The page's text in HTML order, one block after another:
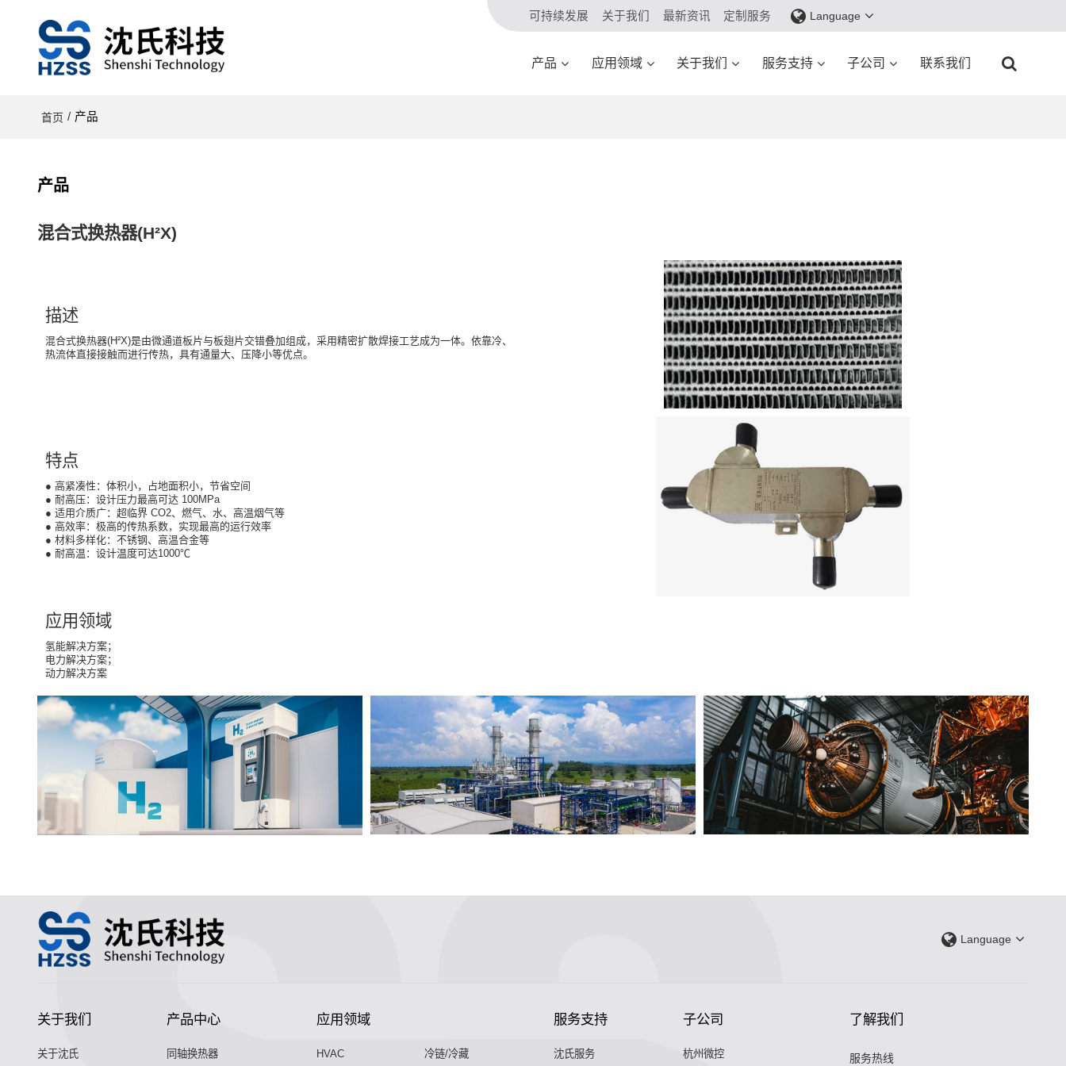
可持续发展 关于我们 最新资讯 定制服务 Language
产品 应用领域 关于我们 服务支持 子公司 联系我们
首页 / 产品
产品
混合式换热器(H²X)
描述
混合式换热器(H²X)是由微通道板片与板翅片交错叠加组成，采用精密扩散焊接工艺成为一体。依靠冷、
热流体直接接触而进行传热，具有通量大、压降小等优点。
特点
● 高紧凑性：体积小，占地面积小，节省空间
● 耐高压：设计压力最高可达 100MPa
● 适用介质广：超临界 CO2、燃气、水、高温烟气等
● 高效率：极高的传热系数，实现最高的运行效率
● 材料多样化：不锈钢、高温合金等
● 耐高温：设计温度可达1000℃
应用领域
氢能解决方案；
电力解决方案；
动力解决方案
Language
关于我们
关于沈氏
产品中心
同轴换热器
应用领域
HVAC 冷链/冷藏
服务支持
沈氏服务
子公司
杭州微控
了解我们
服务热线